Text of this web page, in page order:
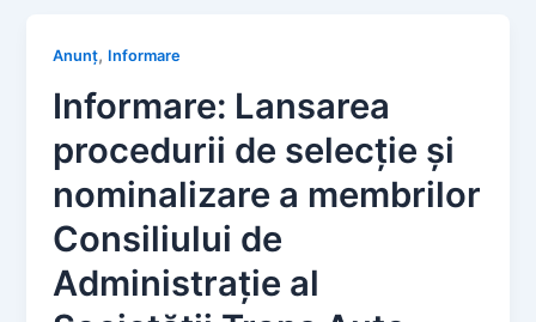
Anunț, Informare
Informare: Lansarea
procedurii de selecție și
nominalizare a membrilor
Consiliului de
Administrație al